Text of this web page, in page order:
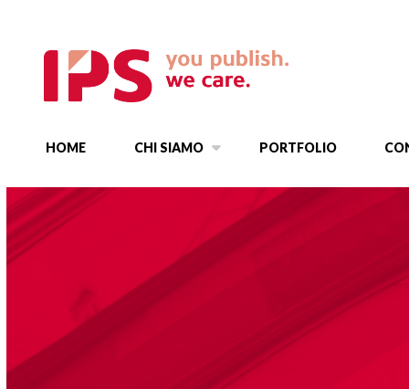
HOME CHI SIAMO PORTFOLIO